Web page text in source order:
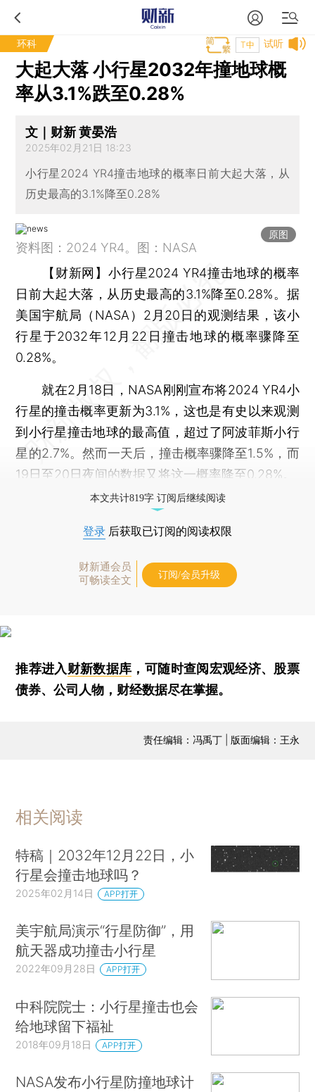
环科 试听
T中
大起大落 小行星2032年撞地球概
率从3.1%跌至0.28%
文｜财新 黄晏浩
2025年02月21日 18:23
小行星2024 YR4撞击地球的概率日前大起大落，从
历史最高的3.1%降至0.28%
原图
资料图：2024 YR4。图：NASA
【财新网】 小行星2024 YR4撞击地球的概率
日前大起大落，从历史最高的3.1%降至0.28%。据
美国宇航局（NASA）2月20日的观测结果，该小
行星于2032年12月22日撞击地球的概率骤降至
0.28%。
就在2月18日，NASA刚刚宣布将2024 YR4小
行星的撞击概率更新为3.1%，这也是有史以来观测
到小行星撞击地球的最高值，超过了阿波菲斯小行
星的2.7%。然而一天后，撞击概率骤降至1.5%，而
19日至20日夜间的数据又将这一概率降至0.28%。
本文共计819字 订阅后继续阅读
登录 后获取已订阅的阅读权限
财新通会员
可畅读全文
订阅/会员升级
推荐进入财新数据库 ，可随时查阅宏观经济、股票
债券、公司人物，财经数据尽在掌握。
责任编辑：冯禹丁 | 版面编辑：王永
相关阅读
特稿｜2032年12月22日，小
行星会撞击地球吗？
2025年02月14日 APP打开
美宇航局演示“行星防御”，用
航天器成功撞击小行星
2022年09月28日 APP打开
中科院院士：小行星撞击也会
给地球留下福祉
2018年09月18日 APP打开
NASA发布小行星防撞地球计